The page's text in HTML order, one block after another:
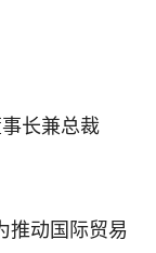
长兼总裁
推动国际贸易